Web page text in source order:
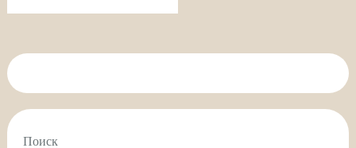
Поиск